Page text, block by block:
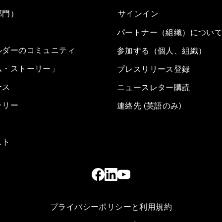
）
ーのコミュニティ
ストーリー」
リー
サインイン
パートナー（組織）につい
参加する（個人、組織）
プレスリリース登録
ニュースレター購読
連絡先 (英語のみ)
プライバシーポリシーと利用規約